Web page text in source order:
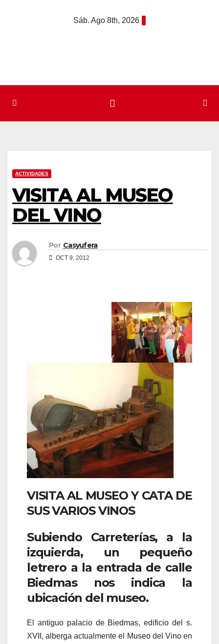
Sáb. Ago 8th, 2026
ACTIVIDADES
VISITA AL MUSEO
DEL VINO
Por Casyufera
OCT 9, 2012
VISITA AL MUSEO Y CATA DE
SUS VARIOS VINOS
Subiendo Carreterías, a la
izquierda, un pequeño
letrero a la entrada de calle
Biedmas nos indica la
ubicación del museo.
El antiguo palacio de Biedmas, edificio del s.
XVII, alberga actualmente el Museo del Vino en